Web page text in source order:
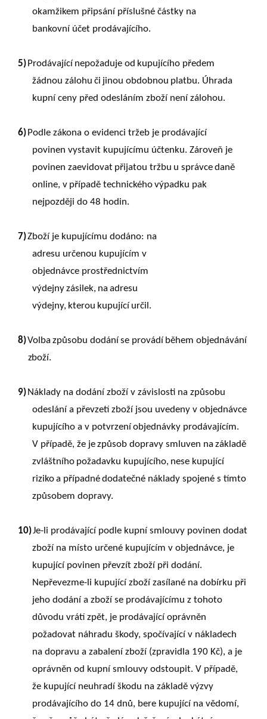
okamžikem připsání příslušné částky na
bankovní účet prodávajícího.
5) Prodávající nepožaduje od kupujícího předem
žádnou zálohu či jinou obdobnou platbu. Úhrada
kupní ceny před odesláním zboží není zálohou.
6) Podle zákona o evidenci tržeb je prodávající
povinen vystavit kupujícímu účtenku. Zároveň je
povinen zaevidovat přijatou tržbu u správce daně
online, v případě technického výpadku pak
nejpozději do 48 hodin.
7)Zboží je kupujícímu dodáno: na
adresu určenou kupujícím v
objednávce prostřednictvím
výdejnyzásilek, na adresu
výdejny, kterou kupující určil.
8)Volba způsobu dodání se provádí během objednávání
zboží.
9) Náklady na dodání zboží v závislosti na způsobu
odeslání a převzetí zboží jsou uvedeny v objednávce
kupujícího a v potvrzení objednávky prodávajícím.
V případě, že je způsob dopravy smluven na základě
zvláštního požadavku kupujícího, nese kupující
riziko a případné dodatečné náklady spojené s tímto
způsobem dopravy.
10)Je-li prodávající podle kupní smlouvy povinen dodat
zboží na místo určené kupujícím v objednávce, je
kupující povinen převzít zboží při dodání.
Nepřevezme-li kupující zboží zasílané na dobírku při
jeho dodání a zboží se prodávajícímu z tohoto
důvodu vrátí zpět, je prodávající oprávněn
požadovat náhradu škody, spočívající v nákladech
na dopravu a zabalení zboží (zpravidla 190 Kč), a je
oprávněn od kupní smlouvy odstoupit. V případě,
že kupující neuhradí škodu na základě výzvy
prodávajícího do 14 dnů, bere kupující na vědomí,